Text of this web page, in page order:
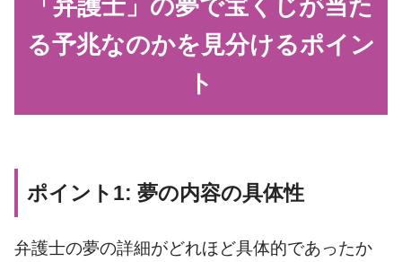
「弁護士」の夢で宝くじが当た
る予兆なのかを見分けるポイン
ト
ポイント1: 夢の内容の具体性
弁護士の夢の詳細がどれほど具体的であったか